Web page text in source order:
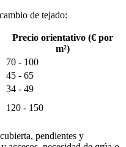
de tejado:
Precio orientativo (€ por
m²)
70 - 100
45 - 65
34 - 49
120 - 150
pendientes y